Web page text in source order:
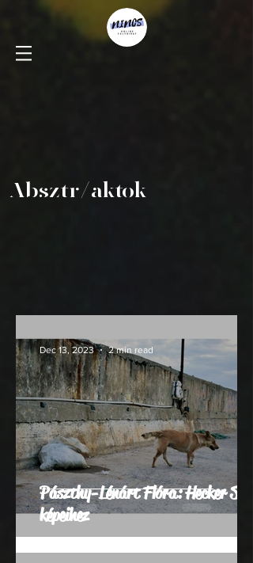
Absztr/aktok
Pászthy-Lénárt Flóra: Hecker Sára
képeihez
Dec 13, 2023 2 min read